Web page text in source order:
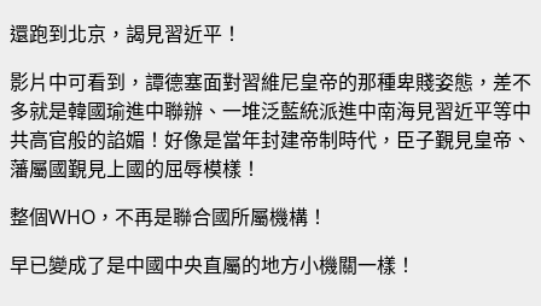
還跑到北京，謁見習近平！
影片中可看到，譚德塞面對習維尼皇帝的那種卑賤姿態，差不
多就是韓國瑜進中聯辦、一堆泛藍統派進中南海見習近平等中
共高官般的諂媚！好像是當年封建帝制時代，臣子覲見皇帝、
藩屬國覲見上國的屈辱模樣！
整個WHO，不再是聯合國所屬機構！
早已變成了是中國中央直屬的地方小機關一樣！